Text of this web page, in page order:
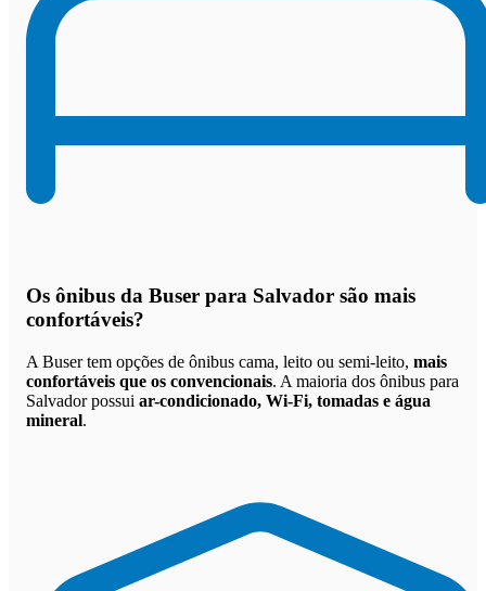
Os ônibus da Buser para Salvador são mais
confortáveis?
A Buser tem opções de ônibus cama, leito ou semi-leito, mais
confortáveis que os convencionais. A maioria dos ônibus para
Salvador possui ar-condicionado, Wi-Fi, tomadas e água
mineral.